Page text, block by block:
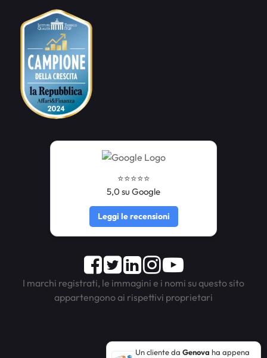
Un cliente da Genova ha appena
⭐️⭐️⭐️⭐️⭐️
5,0 su Google
Leggi le recensioni
Facebook
TwitterLinkedInInstagram
Youtube
I marchi registrati, le immagini e i nomi su questo sito
appartengono ai rispettivi proprietari